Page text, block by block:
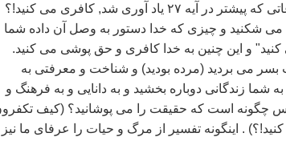
اين سخن باور داريد, اما به موضوعاتی که پيشتر در آيه ۲۷ ياد آوری شد, کافری می کنيد!؟
را می شکنيد و چيزی که خدا دستور به وصل آن داده شما
و اين چنين به خدا کافری و حق پوشی می کنيد.
می برديد (مرده بوديد) و شناخت و معرفتی به
شما زندگانی دوباره بخشيد و به دانايی و به فرهنگ و
چگونه است که حقيقت را می پوشانيد؟ (کيف
. اينگونه تفسير از مرگ و حيات را عرفای ما نيز